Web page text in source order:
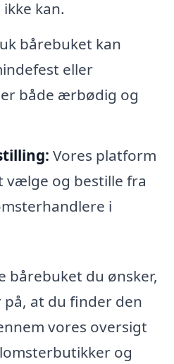
kan.
bårebuket kan
eller
både ærbødig og
Vores platform
vælge og bestille fra
i
bårebuket du ønsker,
at du finder den
vores oversigt
og